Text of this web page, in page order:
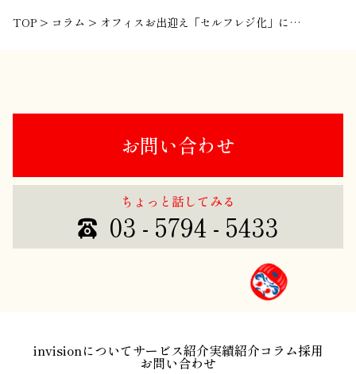
TOP > コラム > オフィスお出迎え「セルフレジ化」に待った！
お問い合わせ
ちょっと話してみる
03 - 5794 - 5433
invisionについてサービス紹介実績紹介コラム採用
お問い合わせ